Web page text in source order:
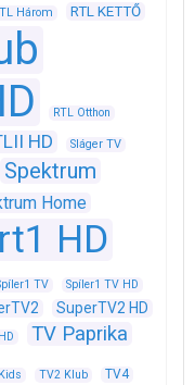
Három RTL KETTŐ
RTL Otthon
HD Sláger TV
Spektrum
Home
HD
TV
Spíler1 TV HD
SuperTV2 HD
TV Paprika
TV2 Klub TV4